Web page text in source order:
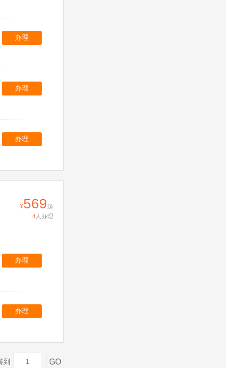
办理
办理
办理
569起
4人办理
办理
办理
到 GO